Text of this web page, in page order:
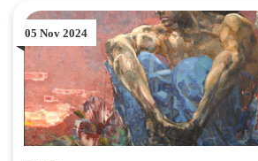
05 Nov 2024